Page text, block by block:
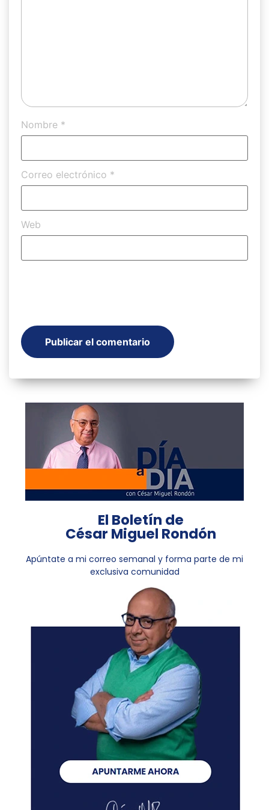
Nombre *
Correo electrónico *
Web
El Boletín de
César Miguel Rondón
Apúntate a mi correo semanal y forma parte de mi
exclusiva comunidad